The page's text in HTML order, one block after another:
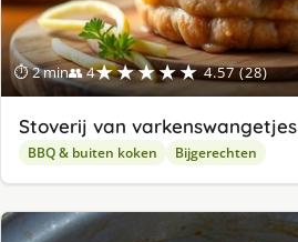
⏱ 2 min👥 4★★★★★ 4.57 (28)
Stoverij van varkenswangetjes
BBQ & buiten koken Bijgerechten